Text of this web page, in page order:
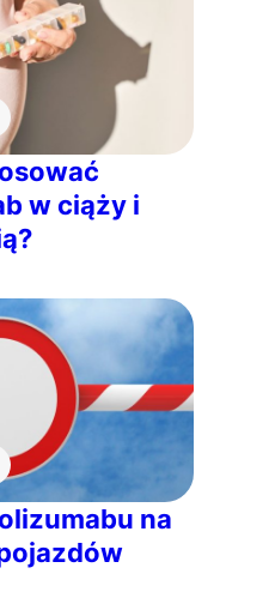
w ciąży i
na